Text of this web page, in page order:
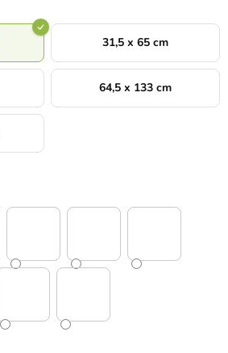
31,5 x 65 cm
64,5 x 133 cm